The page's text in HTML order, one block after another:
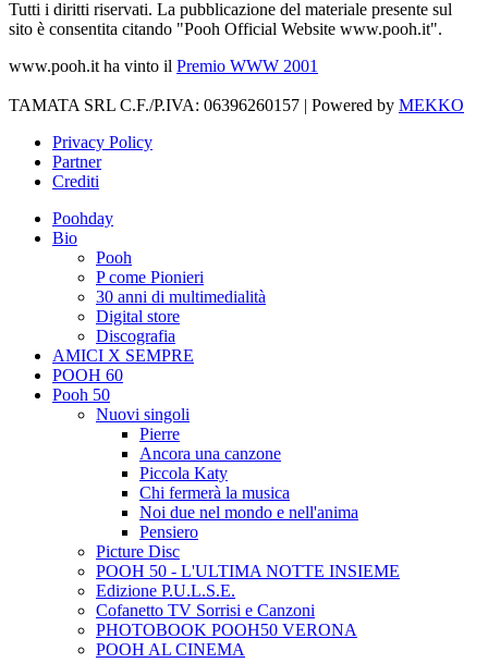
Tutti i diritti riservati. La pubblicazione del materiale presente sul
sito è consentita citando "Pooh Official Website www.pooh.it".
www.pooh.it ha vinto il Premio WWW 2001
TAMATA SRL C.F./P.IVA: 06396260157 | Powered by MEKKO
Privacy Policy
Partner
Crediti
Poohday
Bio
Pooh
P come Pionieri
30 anni di multimedialità
Digital store
Discografia
AMICI X SEMPRE
POOH 60
Pooh 50
Nuovi singoli
Pierre
Ancora una canzone
Piccola Katy
Chi fermerà la musica
Noi due nel mondo e nell'anima
Pensiero
Picture Disc
POOH 50 - L'ULTIMA NOTTE INSIEME
Edizione P.U.L.S.E.
Cofanetto TV Sorrisi e Canzoni
PHOTOBOOK POOH50 VERONA
POOH AL CINEMA